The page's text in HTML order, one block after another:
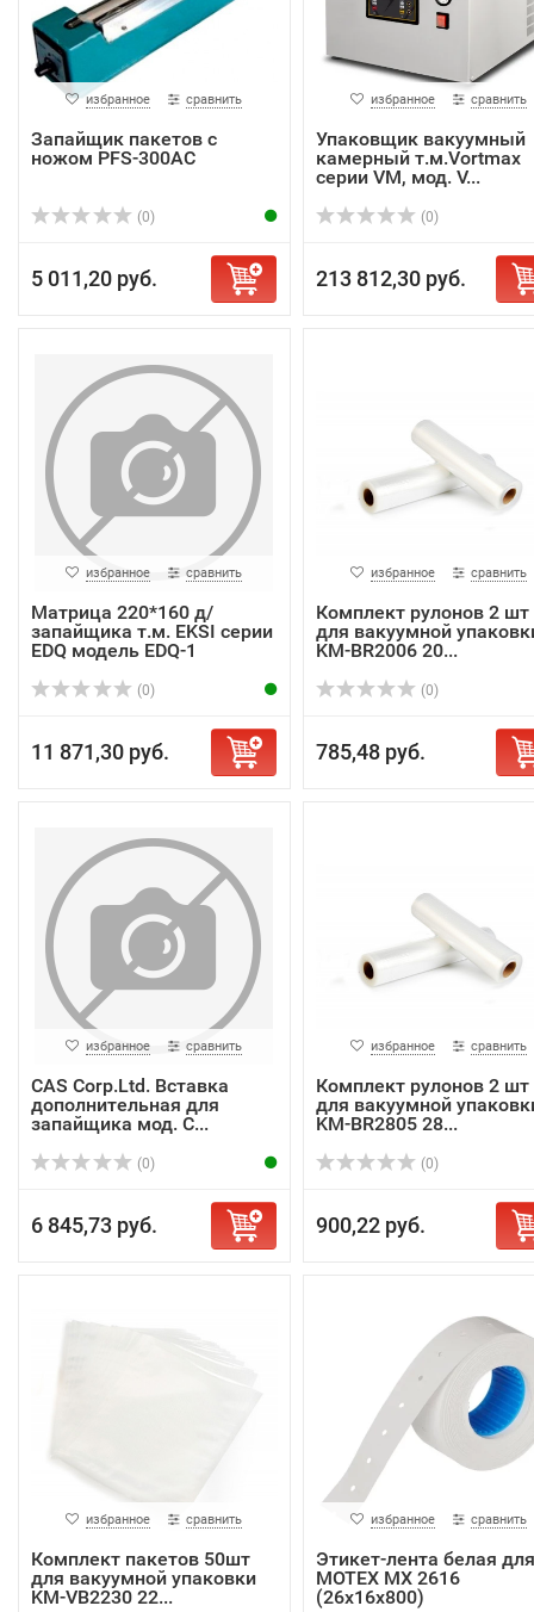
избранное сравнить
Запайщик пакетов с
ножом PFS-300AC
(0)
5 011,20 руб.
избранное сравнить
Упаковщик вакуумный
камерный т.м.Vortmax
серии VM, мод. V...
(0)
213 812,30 руб.
избранное сравнить
Матрица 220*160 д/
запайщика т.м. EKSI серии
EDQ модель EDQ-1
(0)
11 871,30 руб.
избранное сравнить
Комплект рулонов 2 шт
для вакуумной
KM-BR2006 20...
(0)
785,48 руб.
избранное сравнить
CAS Corp.Ltd. Вставка
дополнительная для
запайщика мод. С...
(0)
6 845,73 руб.
избранное сравнить
Комплект рулонов 2 шт
для вакуумной
KM-BR2805 28...
(0)
900,22 руб.
избранное сравнить
Комплект пакетов 50шт
для вакуумной упаковки
KM-VB2230 22...
избранное сравнить
Этикет-лента белая для
MOTEX МХ 2616
(26х16х800)